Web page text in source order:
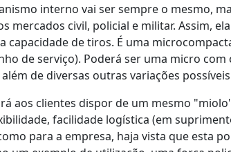
interno vai ser sempre o mesmo,
mercados civil, policial e militar. Assim,
capacidade de tiros. É uma
de serviço). Poderá ser uma micro
de diversas outras variações
aos clientes dispor de um mesmo
facilidade logística (em
para a empresa, haja vista que esta